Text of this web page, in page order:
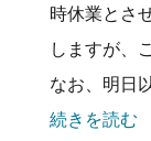
時休業とさ
しますが、
なお、明日
続きを読む